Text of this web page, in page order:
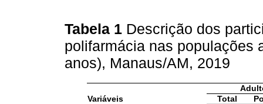
Tabela 1 Descrição dos
polifarmácia nas populações
anos), Manaus/AM, 2019
Variáveis
Total